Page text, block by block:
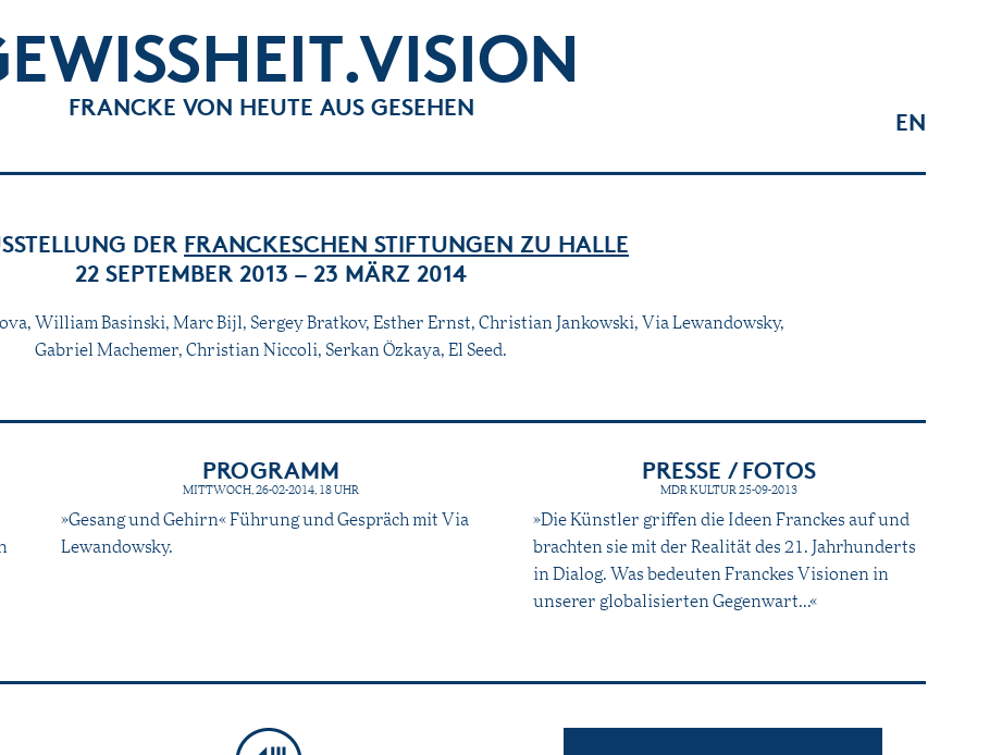
EN
FRANCKE VON HEUTE AUS GESEHEN
DER FRANCKESCHEN STIFTUNGEN ZU HALLE
22 SEPTEMBER 2013 – 23 MÄRZ 2014
William Basinski, Marc Bijl, Sergey Bratkov, Esther Ernst, Christian Jankowski, Via Lewandowsky,
Gabriel Machemer, Christian Niccoli, Serkan Özkaya, El Seed.
PROGRAMM
MITTWOCH, 26-02-2014, 18 UHR
»Gesang und Gehirn« Führung und Gespräch mit Via
Lewandowsky.
PRESSE / FOTOS
MDR KULTUR 25-09-2013
»Die Künstler griffen die Ideen Franckes auf und
brachten sie mit der Realität des 21. Jahrhunderts
in Dialog. Was bedeuten Franckes Visionen in
unserer globalisierten Gegenwart...«